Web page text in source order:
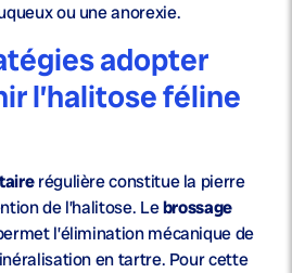
ou une anorexie.
adopter
l’halitose féline
régulière constitue la pierre
de l’halitose. Lebrossage
l’élimination mécanique de
en tartre. Pour cette